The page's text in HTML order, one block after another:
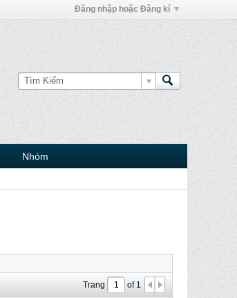
Đăng nhập hoặc Đăng kí
Nhóm
Trang of1